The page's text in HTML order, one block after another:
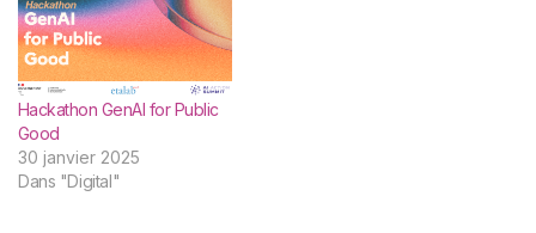
Hackathon GenAI for Public
Good
30 janvier 2025
Dans "Digital"